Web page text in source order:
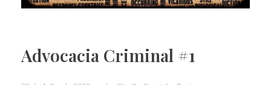
Advocacia Criminal #1